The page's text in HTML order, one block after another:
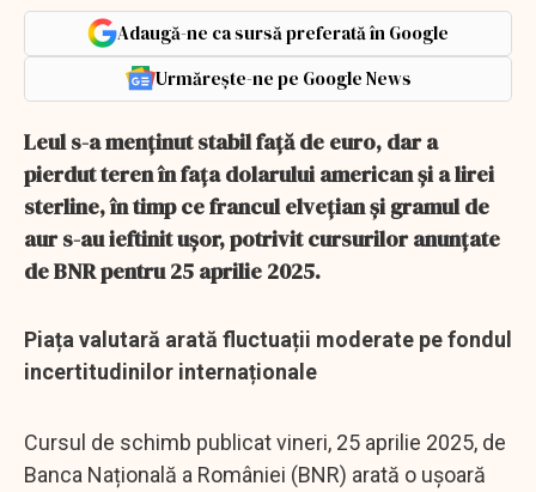
Adaugă-ne ca sursă preferată în Google
Urmărește-ne pe Google News
Leul s-a menținut stabil față de euro, dar a
pierdut teren în fața dolarului american și a lirei
sterline, în timp ce francul elvețian și gramul de
aur s-au ieftinit ușor, potrivit cursurilor anunțate
de BNR pentru 25 aprilie 2025.
Piața valutară arată fluctuații moderate pe fondul
incertitudinilor internaționale
Cursul de schimb publicat vineri, 25 aprilie 2025, de
Banca Națională a României (BNR) arată o ușoară